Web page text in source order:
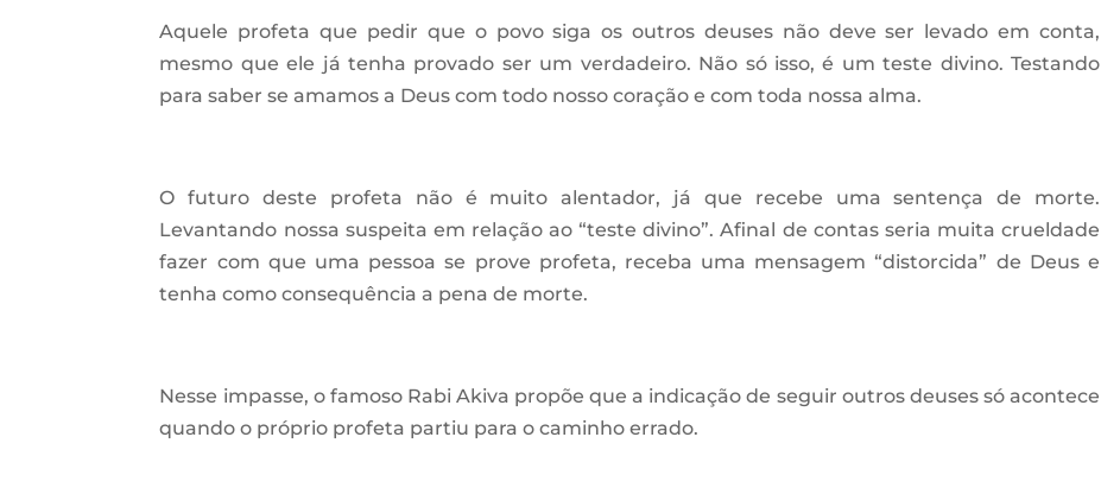
Aquele profeta que pedir que o povo siga os outros deuses não deve ser levado em conta,
mesmo que ele já tenha provado ser um verdadeiro. Não só isso, é um teste divino. Testando
para saber se amamos a Deus com todo nosso coração e com toda nossa alma.
O futuro deste profeta não é muito alentador, já que recebe uma sentença de morte.
Levantando nossa suspeita em relação ao “teste divino”. Afinal de contas seria muita crueldade
fazer com que uma pessoa se prove profeta, receba uma mensagem “distorcida” de Deus e
tenha como consequência a pena de morte.
Nesse impasse, o famoso Rabi Akiva propõe que a indicação de seguir outros deuses só acontece
quando o próprio profeta partiu para o caminho errado.